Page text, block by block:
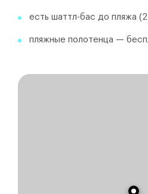
есть шаттл-бас до пляжа
пляжные полотенца —